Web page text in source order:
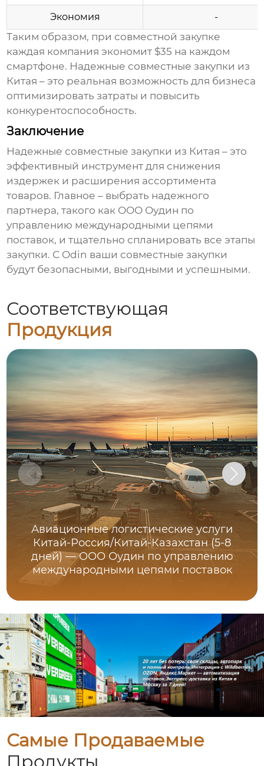
Экономия -
Таким образом, при совместной закупке
каждая компания экономит $35 на каждом
смартфоне. Надежные совместные закупки из
Китая – это реальная возможность для бизнеса
оптимизировать затраты и повысить
конкурентоспособность.
Заключение
Надежные совместные закупки из Китая – это
эффективный инструмент для снижения
издержек и расширения ассортимента
товаров. Главное – выбрать надежного
партнера, такого как ООО Оудин по
управлению международными цепями
поставок, и тщательно спланировать все этапы
закупки. С Odin ваши совместные закупки
будут безопасными, выгодными и успешными.
Соответствующая
Продукция
Авиационные логистические услуги
Китай-Россия/Китай-Казахстан (5-8
дней) — ООО Оудин по управлению
международными цепями поставок
Самые Продаваемые